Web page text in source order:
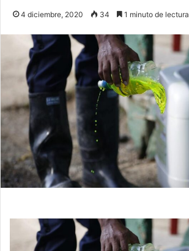
4 diciembre, 2020 34 1 minuto de lectura